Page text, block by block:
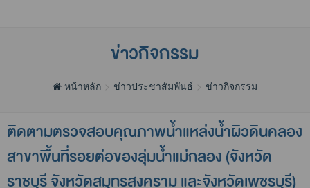
ข่าวกิจกรรม
หน้าหลัก ข่าวประชาสัมพันธ์ ข่าวกิจกรรม
ติดตามตรวจสอบคุณภาพน้ำแหล่งน้ำผิวดินคลอง
สาขาพื้นที่รอยต่อของลุ่มน้ำแม่กลอง (จังหวัด
ราชบุรี จังหวัดสมุทรสงคราม และจังหวัดเพชรบุรี)